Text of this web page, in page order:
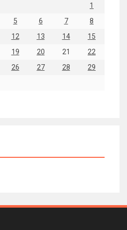
1
5 6 7
8
12 13 14
15
19 20 21
22
26 27 28
29